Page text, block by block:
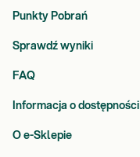
Punkty Pobrań
Sprawdź wyniki
FAQ
Informacja o dostępności
O e-Sklepie